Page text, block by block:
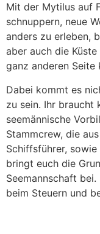
Mit der Mytilus auf
schnuppern, neue
anders zu erleben,
aber auch die
ganz anderen Seite
Dabei kommt es
zu sein. Ihr braucht
seemännische
Stammcrew, die
Schiffsführer,
bringt euch die
Seemannschaft
beim Steuern und